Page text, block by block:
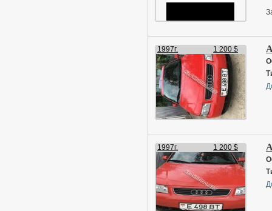
1997г. 1 200 $
1997г. 1 200 $